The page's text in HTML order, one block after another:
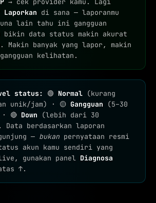
Laporkan di sana — laporanmu
lain tahu ini gangguan
bikin data status makin akurat
Makin banyak yang lapor, makin
kelihatan.
status: 🟢 Normal (kurang
unik/jam) · 🟡 Gangguan (5–30
🔴 Down (lebih dari 30
berdasarkan laporan
— bukan pernyataan resmi
akun kamu sendiri yang
gunakan panel Diagnosa
↑.